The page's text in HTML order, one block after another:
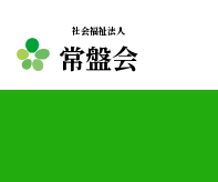
社会福祉法人
常盤会